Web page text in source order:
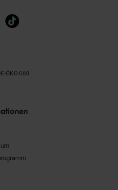
ÖKO-060